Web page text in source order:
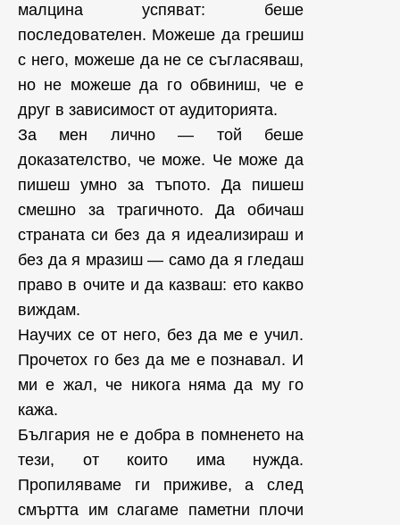
малцина успяват: беше
последователен. Можеше да грешиш
с него, можеше да не се съгласяваш,
но не можеше да го обвиниш, че е
друг в зависимост от аудиторията.
За мен лично — той беше
доказателство, че може. Че може да
пишеш умно за тъпото. Да пишеш
смешно за трагичното. Да обичаш
страната си без да я идеализираш и
без да я мразиш — само да я гледаш
право в очите и да казваш: ето какво
виждам.
Научих се от него, без да ме е учил.
Прочетох го без да ме е познавал. И
ми е жал, че никога няма да му го
кажа.
България не е добра в помненето на
тези, от които има нужда.
Пропиляваме ги приживе, а след
смъртта им слагаме паметни плочи